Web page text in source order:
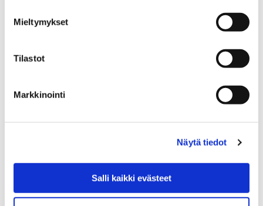
Mieltymykset
Tilastot
Markkinointi
Näytä tiedot
Salli kaikki evästeet
Liikenneverkkosuunnittelu
Porin keskustan liikenneverkkosuunnitelma on
Työssä määritetään kaikkien liikennemuotojen
aikajänteen ohjenuorana katujen
liikenneverkkosuunnitelman loppuraportin